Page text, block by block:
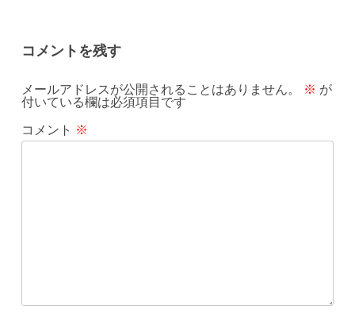
コメントを残す
メールアドレスが公開されることはありません。 ※ が
付いている欄は必須項目です
コメント ※